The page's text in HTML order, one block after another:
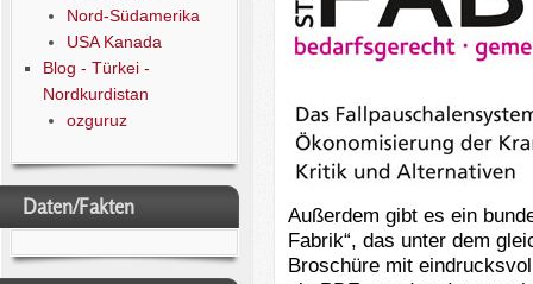
Nord-Südamerika
USA Kanada
Blog - Türkei -
Nordkurdistan
ozguruz
Daten/Fakten
Außerdem gibt es ein
Fabrik“, das unter dem
Broschüre mit